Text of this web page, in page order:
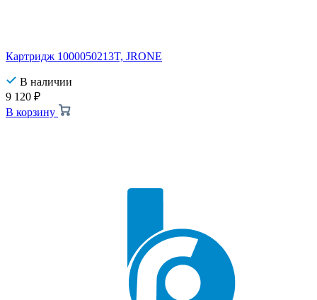
Картридж 1000050213T, JRONE
В наличии
9 120 ₽
В корзину